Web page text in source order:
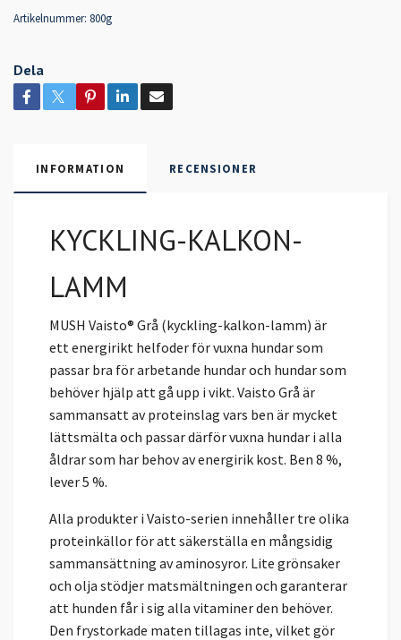
Artikelnummer: 800g
Dela
INFORMATION RECENSIONER
KYCKLING-KALKON-
LAMM
MUSH Vaisto® Grå (kyckling-kalkon-lamm) är
ett energirikt helfoder för vuxna hundar som
passar bra för arbetande hundar och hundar som
behöver hjälp att gå upp i vikt. Vaisto Grå är
sammansatt av proteinslag vars ben är mycket
lättsmälta och passar därför vuxna hundar i alla
åldrar som har behov av energirik kost. Ben 8 %,
lever 5 %.
Alla produkter i Vaisto-serien innehåller tre olika
proteinkällor för att säkerställa en mångsidig
sammansättning av aminosyror. Lite grönsaker
och olja stödjer matsmältningen och garanterar
att hunden får i sig alla vitaminer den behöver.
Den frystorkade maten tillagas inte, vilket gör